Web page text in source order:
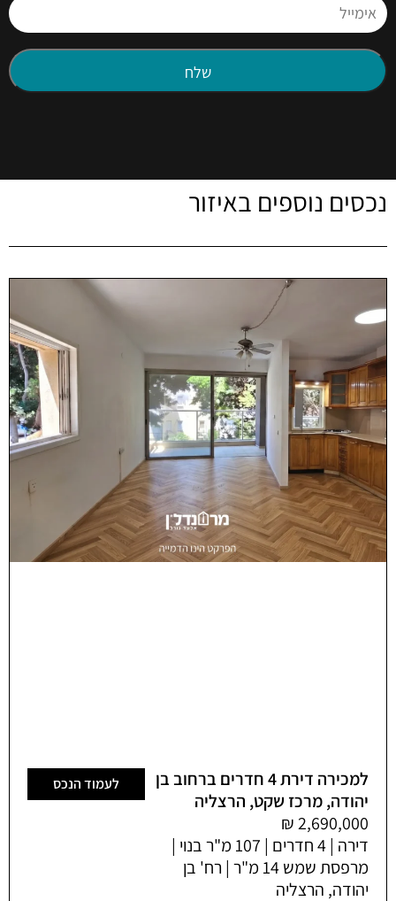
נכסים נוספים באיזור
למכירה דירת 4 חדרים ברחוב בן
יהודה, מרכז שקט, הרצליה
דירה | 4 חדרים | 107 מ"ר בנוי |
מרפסת שמש 14 מ"ר | רח' בן
יהודה, הרצליה
לעמוד הנכס